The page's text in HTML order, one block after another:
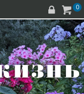
  0